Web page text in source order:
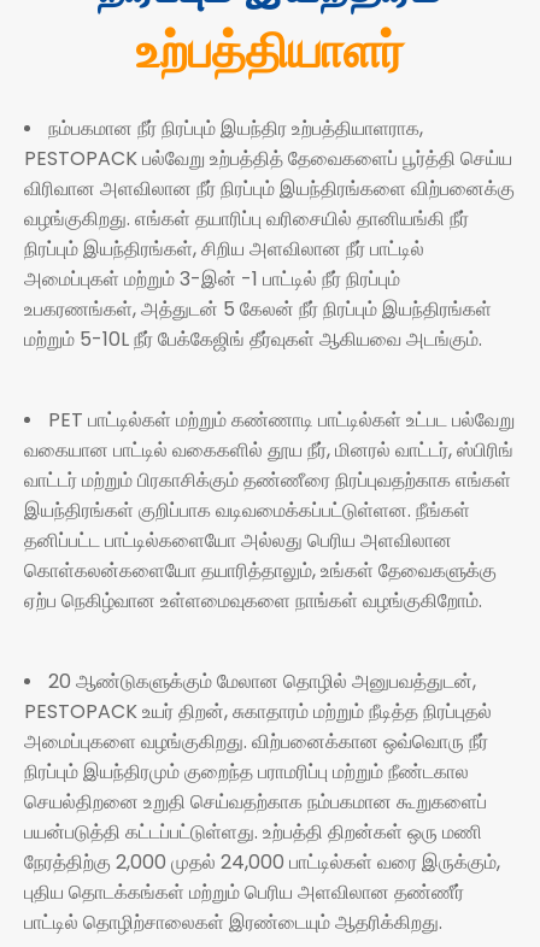
உற்பத்தியாளர்
நம்பகமான நீர் நிரப்பும் இயந்திர உற்பத்தியாளராக,
PESTOPACK பல்வேறு உற்பத்தித் தேவைகளைப் பூர்த்தி செய்ய
விரிவான அளவிலான நீர் நிரப்பும் இயந்திரங்களை விற்பனைக்கு
வழங்குகிறது. எங்கள் தயாரிப்பு வரிசையில் தானியங்கி நீர்
நிரப்பும் இயந்திரங்கள், சிறிய அளவிலான நீர் பாட்டில்
அமைப்புகள் மற்றும் 3-இன் -1 பாட்டில் நீர் நிரப்பும்
உபகரணங்கள், அத்துடன் 5 கேலன் நீர் நிரப்பும் இயந்திரங்கள்
மற்றும் 5-10L நீர் பேக்கேஜிங் தீர்வுகள் ஆகியவை அடங்கும்.
PET பாட்டில்கள் மற்றும் கண்ணாடி பாட்டில்கள் உட்பட பல்வேறு
வகையான பாட்டில் வகைகளில் தூய நீர், மினரல் வாட்டர், ஸ்பிரிங்
வாட்டர் மற்றும் பிரகாசிக்கும் தண்ணீரை நிரப்புவதற்காக எங்கள்
இயந்திரங்கள் குறிப்பாக வடிவமைக்கப்பட்டுள்ளன. நீங்கள்
தனிப்பட்ட பாட்டில்களையோ அல்லது பெரிய அளவிலான
கொள்கலன்களையோ தயாரித்தாலும், உங்கள் தேவைகளுக்கு
ஏற்ப நெகிழ்வான உள்ளமைவுகளை நாங்கள் வழங்குகிறோம்.
20 ஆண்டுகளுக்கும் மேலான தொழில் அனுபவத்துடன்,
PESTOPACK உயர் திறன், சுகாதாரம் மற்றும் நீடித்த நிரப்புதல்
அமைப்புகளை வழங்குகிறது. விற்பனைக்கான ஒவ்வொரு நீர்
நிரப்பும் இயந்திரமும் குறைந்த பராமரிப்பு மற்றும் நீண்டகால
செயல்திறனை உறுதி செய்வதற்காக நம்பகமான கூறுகளைப்
பயன்படுத்தி கட்டப்பட்டுள்ளது. உற்பத்தி திறன்கள் ஒரு மணி
நேரத்திற்கு 2,000 முதல் 24,000 பாட்டில்கள் வரை இருக்கும்,
புதிய தொடக்கங்கள் மற்றும் பெரிய அளவிலான தண்ணீர்
பாட்டில் தொழிற்சாலைகள் இரண்டையும் ஆதரிக்கிறது.